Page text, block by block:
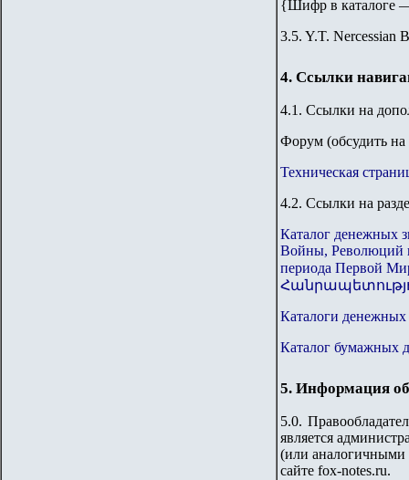
{Шифр в каталоге
3.5. Y.T. Nercessian
4. Ссылки
4.1. Ссылки на
Форум (обсудить на
Техническая
4.2. Ссылки на
Каталог денежных
Войны, Революций
периода Первой
Каталоги денежных
Каталог бумажных
5. Информация
5.0.
является
(или аналогичными
сайте fox-notes.ru.